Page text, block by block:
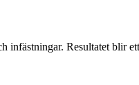
Resultatet blir